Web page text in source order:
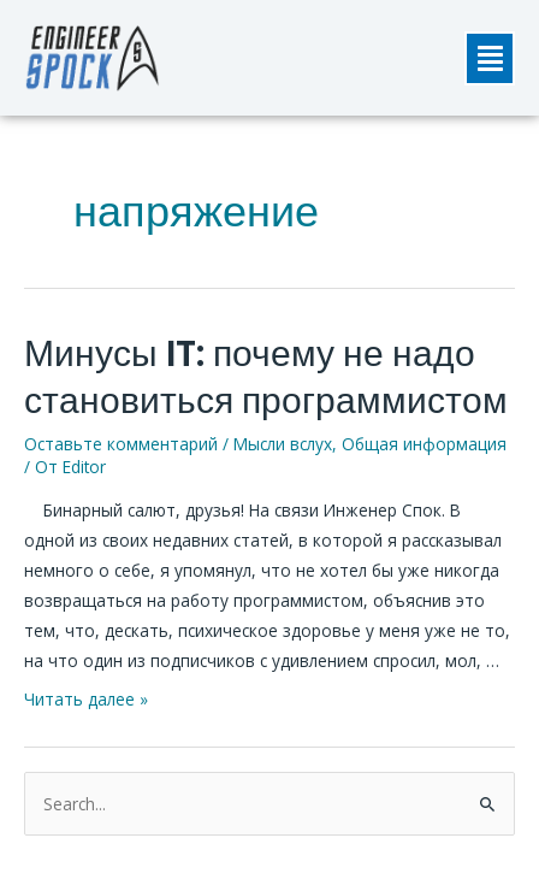
содержимому
напряжение
Минусы IT: почему не надо
становиться программистом
Оставьте комментарий / Мысли вслух, Общая информация
/ От Editor
Бинарный салют, друзья! На связи Инженер Спок. В
одной из своих недавних статей, в которой я рассказывал
немного о себе, я упомянул, что не хотел бы уже никогда
возвращаться на работу программистом, объяснив это
тем, что, дескать, психическое здоровье у меня уже не то,
на что один из подписчиков с удивлением спросил, мол, …
Минусы
IT:
почему
не
надо
программистом
Читать далее »
о